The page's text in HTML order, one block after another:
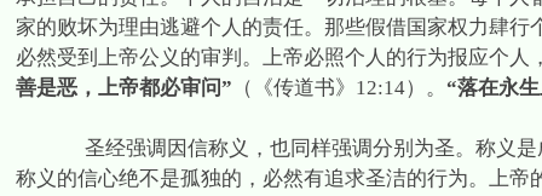
家的败坏为理由逃避个人的责任。那些假借国家权力肆
必然受到上帝公义的审判。上帝必照个人的行为报应个人
善是恶，上帝都必审问” （《传道书》 12:14）。 “落在永
圣经强调因信称义，也同样强调分别为圣。称义
称义的信心绝不是孤独的，必然有追求圣洁的行为。上帝